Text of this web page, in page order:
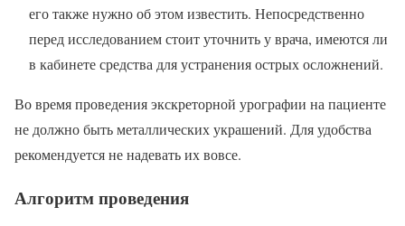
его также нужно об этом известить. Непосредственно
перед исследованием стоит уточнить у врача, имеются ли
в кабинете средства для устранения острых осложнений.
Во время проведения экскреторной урографии на пациенте
не должно быть металлических украшений. Для удобства
рекомендуется не надевать их вовсе.
Алгоритм проведения